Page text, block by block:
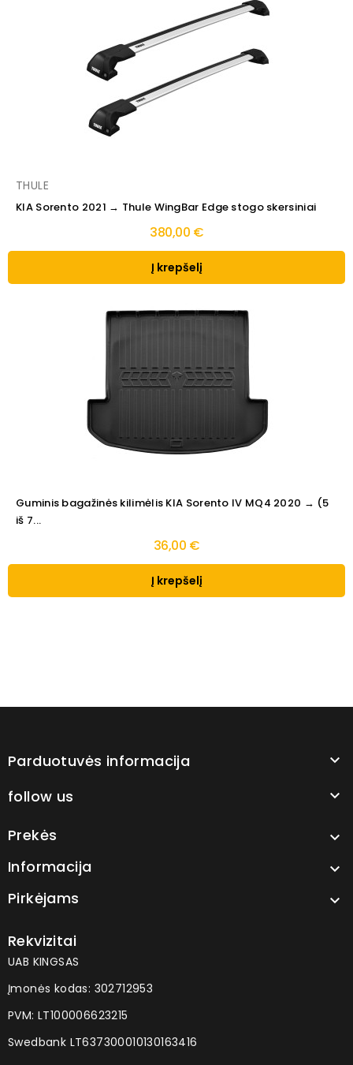
THULE
KIA Sorento 2021 → Thule WingBar Edge stogo skersiniai
380,00 €
Į krepšelį
Guminis bagažinės kilimėlis KIA Sorento IV MQ4 2020 → (5
iš 7...
36,00 €
Į krepšelį
Parduotuvės informacija 
follow us 
Prekės 
Informacija 
Pirkėjams 
Rekvizitai
UAB KINGSAS
Įmonės kodas: 302712953
PVM: LT100006623215
Swedbank LT637300010130163416